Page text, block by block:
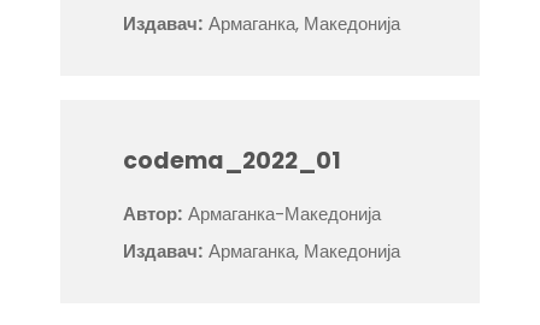
Издавач: Армаганка, Македонија
codema_2022_01
Автор: Армаганка-Македонија
Издавач: Армаганка, Македонија